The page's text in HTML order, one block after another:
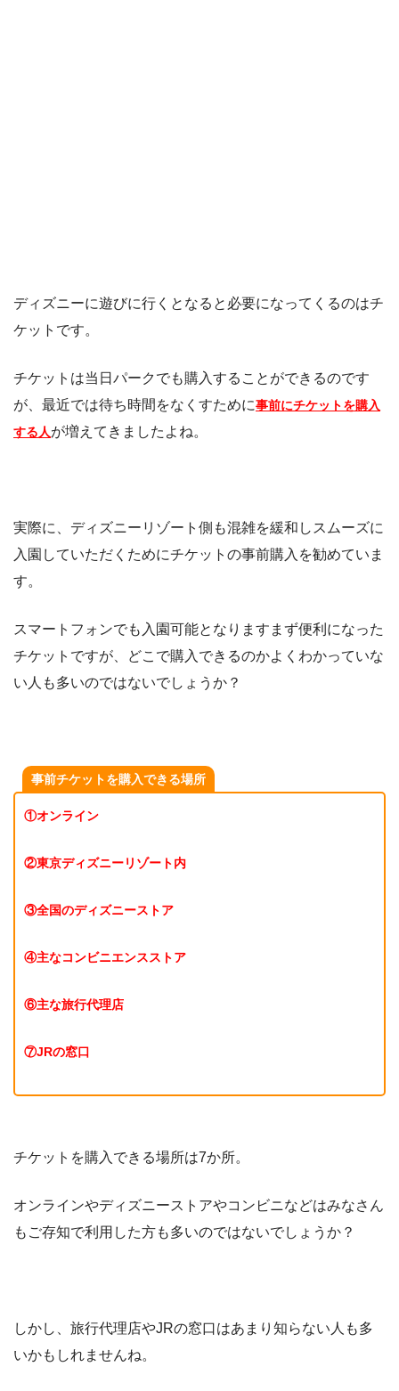
ディズニーに遊びに行くとなると必要になってくるのはチ
ケットです。
チケットは当日パークでも購入することができるのです
が、最近では待ち時間をなくすために事前にチケットを購入
する人が増えてきましたよね。
実際に、ディズニーリゾート側も混雑を緩和しスムーズに
入園していただくためにチケットの事前購入を勧めていま
す。
スマートフォンでも入園可能となりますまず便利になった
チケットですが、どこで購入できるのかよくわかっていな
い人も多いのではないでしょうか？
事前チケットを購入できる場所
①オンライン
②東京ディズニーリゾート内
③全国のディズニーストア
④主なコンビニエンスストア
⑥主な旅行代理店
⑦JRの窓口
チケットを購入できる場所は7か所。
オンラインやディズニーストアやコンビニなどはみなさん
もご存知で利用した方も多いのではないでしょうか？
しかし、旅行代理店やJRの窓口はあまり知らない人も多
いかもしれませんね。